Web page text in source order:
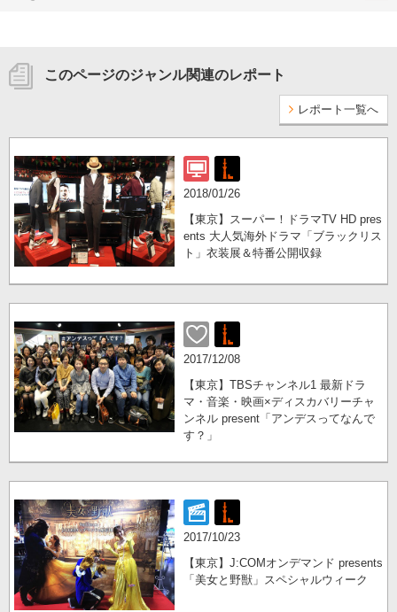
このページのジャンル関連のレポート
レポート一覧へ
2018/01/26
【東京】スーパー！ドラマTV HD pres
ents 大人気海外ドラマ「ブラックリス
ト」衣装展＆特番公開収録
2017/12/08
【東京】TBSチャンネル1 最新ドラ
マ・音楽・映画×ディスカバリーチャ
ンネル present「アンデスってなんで
す？」
2017/10/23
【東京】J:COMオンデマンド presents
「美女と野獣」スペシャルウィーク